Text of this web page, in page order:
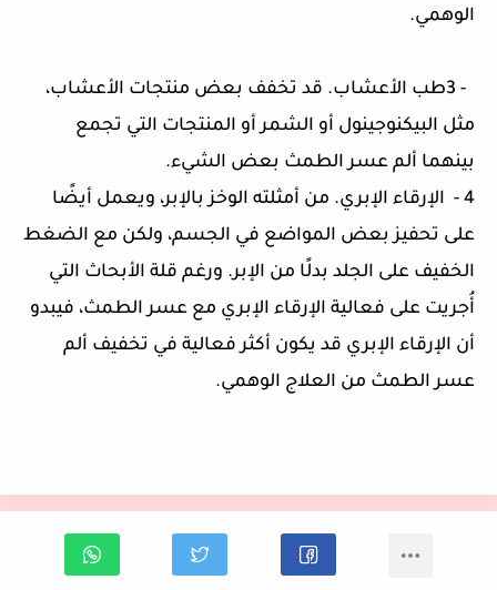
الوهمي.
- 3طب الأعشاب. قد تخفف بعض منتجات الأعشاب،
مثل البيكنوجينول أو الشمر أو المنتجات التي تجمع
بينهما ألم عسر الطمث بعض الشيء.
4 - الإرقاء الإبري. من أمثلته الوخز بالإبر، ويعمل أيضًا
على تحفيز بعض المواضع في الجسم، ولكن مع الضغط
الخفيف على الجلد بدلًا من الإبر. ورغم قلة الأبحاث التي
أُجريت على فعالية الإرقاء الإبري مع عسر الطمث، فيبدو
أن الإرقاء الإبري قد يكون أكثر فعالية في تخفيف ألم
عسر الطمث من العلاج الوهمي.